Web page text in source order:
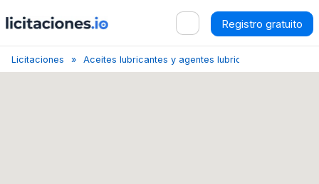
Registro gratuito
Licitaciones Aceites lubricantes y agentes lubricantes